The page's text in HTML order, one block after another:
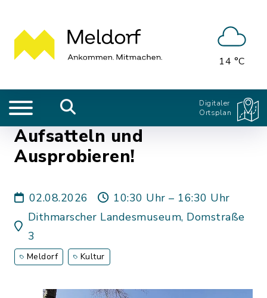
14 °C
Digitaler
Ortsplan
Aufsatteln und
Ausprobieren!
02.08.2026
10:30 Uhr – 16:30 Uhr
Dithmarscher Landesmuseum, Domstraße
3
Meldorf Kultur